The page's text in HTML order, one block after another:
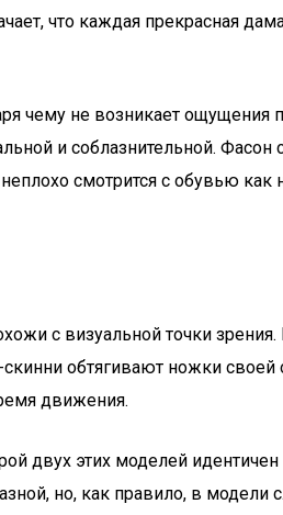
что каждая прекрасная
чему не возникает ощущения
и соблазнительной.
смотрится с обувью как
с визуальной точки зрения.
обтягивают ножки своей
движения.
двух этих моделей
но, как правило, в